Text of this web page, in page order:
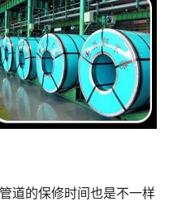
道的保修时间也是不一样